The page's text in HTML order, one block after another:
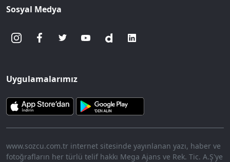
Sosyal Medya
Uygulamalarımız
www.sozcu.com.tr internet sitesinde yayınlanan yazı, haber ve
fotoğrafların her türlü telif hakkı Mega Ajans ve Rek. Tic. A.Ş'ye